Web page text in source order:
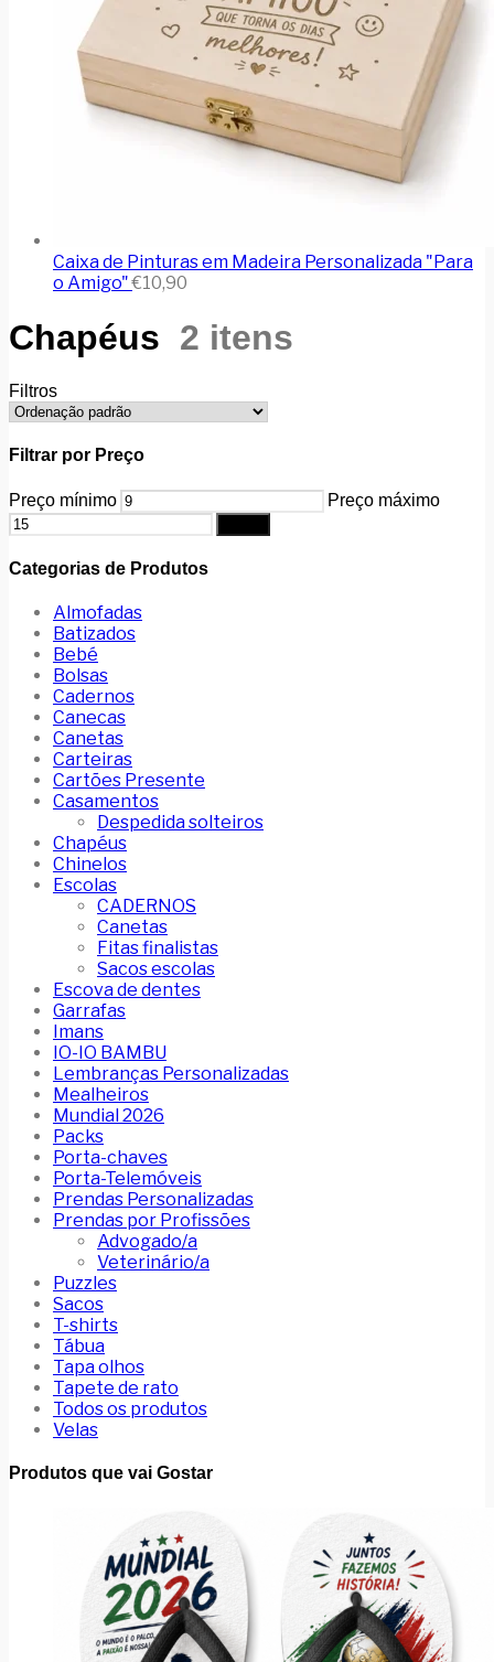
Caixa de Pinturas em Madeira Personalizada "Para
o Amigo" €10,90
Chapéus 2 itens
Filtros
Filtrar por Preço
Preço mínimo Preço máximo
Categorias de Produtos
Almofadas
Batizados
Bebé
Bolsas
Cadernos
Canecas
Canetas
Carteiras
Cartões Presente
Casamentos
Despedida solteiros
Chapéus
Chinelos
Escolas
CADERNOS
Canetas
Fitas finalistas
Sacos escolas
Escova de dentes
Garrafas
Imans
IO-IO BAMBU
Lembranças Personalizadas
Mealheiros
Mundial 2026
Packs
Porta-chaves
Porta-Telemóveis
Prendas Personalizadas
Prendas por Profissões
Advogado/a
Veterinário/a
Puzzles
Sacos
T-shirts
Tábua
Tapa olhos
Tapete de rato
Todos os produtos
Velas
Produtos que vai Gostar